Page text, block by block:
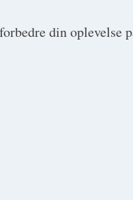
din oplevelse